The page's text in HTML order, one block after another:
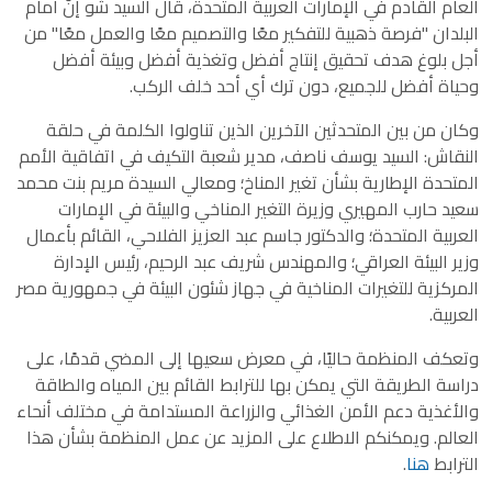
العام القادم في الإمارات العربية المتحدة، قال السيد شو إنّ أمام
البلدان "فرصة ذهبية للتفكير معًا والتصميم معًا والعمل معًا" من
أجل بلوغ هدف تحقيق إنتاج أفضل وتغذية أفضل وبيئة أفضل
وحياة أفضل للجميع، دون ترك أي أحد خلف الركب.
وكان من بين المتحدثين الآخرين الذين تناولوا الكلمة في حلقة
النقاش: السيد يوسف ناصف، مدير شعبة التكيف في اتفاقية الأمم
المتحدة الإطارية بشأن تغير المناخ؛ ومعالي السيدة مريم بنت محمد
سعيد حارب المهيري وزيرة التغير المناخي والبيئة في الإمارات
العربية المتحدة؛ والدكتور جاسم عبد العزيز الفلاحي، القائم بأعمال
وزير البيئة العراقي؛ والمهندس شريف عبد الرحيم، رئيس الإدارة
المركزية للتغيرات المناخية في جهاز شئون البيئة في جمهورية مصر
العربية.
وتعكف المنظمة حاليًا، في معرض سعيها إلى المضي قدمًا، على
دراسة الطريقة التي يمكن بها للترابط القائم بين المياه والطاقة
والأغذية دعم الأمن الغذائي والزراعة المستدامة في مختلف أنحاء
العالم. ويمكنكم الاطلاع على المزيد عن عمل المنظمة بشأن هذا
الترابطهنا.